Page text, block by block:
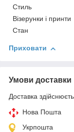
Стиль
Візерунки і принти
Стан
Приховати
Умови доставки
Доставка
Нова Пошта
Укрпошта